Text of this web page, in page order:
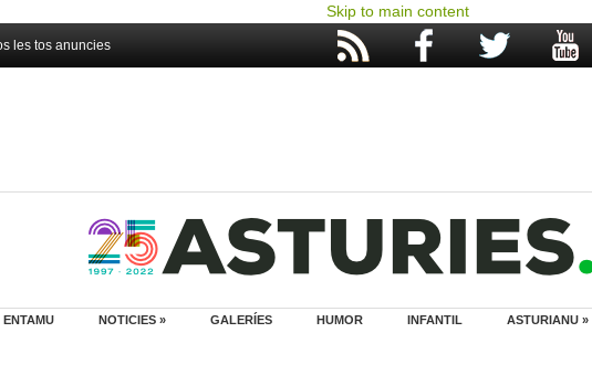
Skip to main content
les tos anuncies
ENTAMU NOTICIES » GALERÍES HUMOR INFANTIL ASTURIANU »